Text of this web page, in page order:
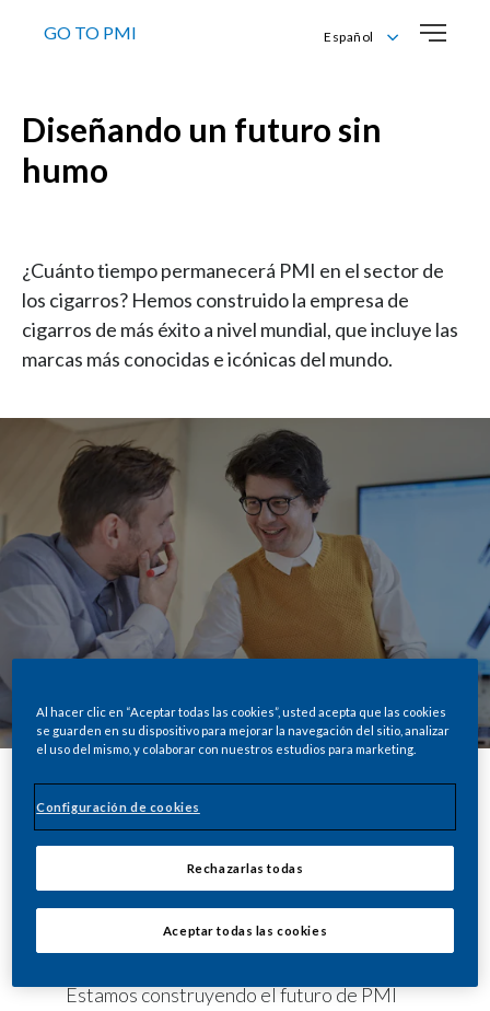
GO TO PMI
Español
Diseñando un futuro sin
humo
¿Cuánto tiempo permanecerá PMI en el sector de
los cigarros? Hemos construido la empresa de
cigarros de más éxito a nivel mundial, que incluye las
marcas más conocidas e icónicas del mundo.
Compartir
Y ahora hemos tomado
una decisión drástica.
Estamos construyendo el futuro de PMI
Al hacer clic en “Aceptar todas las cookies”, usted acepta que las cookies
se guarden en su dispositivo para mejorar la navegación del sitio, analizar
el uso del mismo, y colaborar con nuestros estudios para marketing.
Configuración de cookies
Rechazarlas todas
Aceptar todas las cookies